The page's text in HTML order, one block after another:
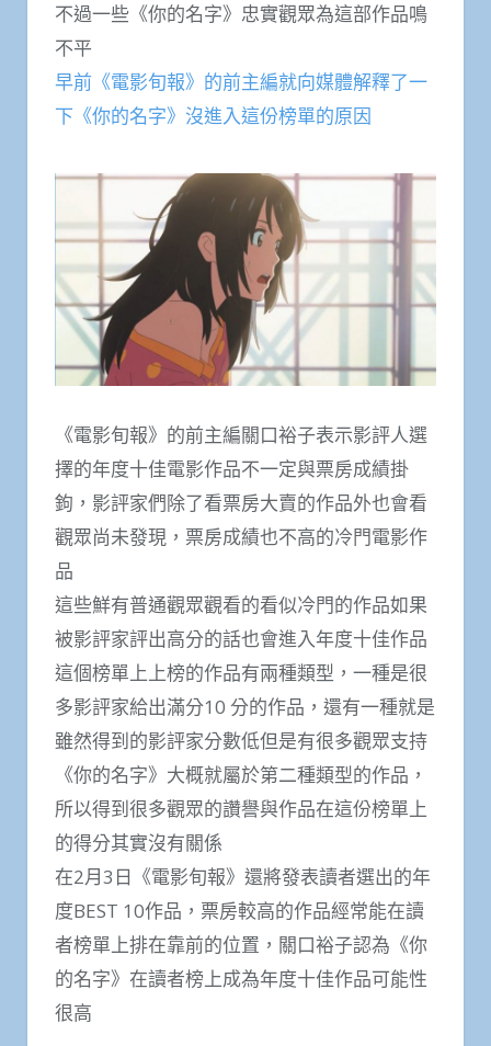
不過一些《你的名字》忠實觀眾為這部作品鳴
不平
早前《電影旬報》的前主編就向媒體解釋了一
下《你的名字》沒進入這份榜單的原因
《電影旬報》的前主編關口裕子表示影評人選
擇的年度十佳電影作品不一定與票房成績掛
鉤，影評家們除了看票房大賣的作品外也會看
觀眾尚未發現，票房成績也不高的冷門電影作
品
這些鮮有普通觀眾觀看的看似冷門的作品如果
被影評家評出高分的話也會進入年度十佳作品
這個榜單上上榜的作品有兩種類型，一種是很
多影評家給出滿分10 分的作品，還有一種就是
雖然得到的影評家分數低但是有很多觀眾支持
《你的名字》大概就屬於第二種類型的作品，
所以得到很多觀眾的讚譽與作品在這份榜單上
的得分其實沒有關係
在2月3日《電影旬報》還將發表讀者選出的年
度BEST 10作品，票房較高的作品經常能在讀
者榜單上排在靠前的位置，關口裕子認為《你
的名字》在讀者榜上成為年度十佳作品可能性
很高